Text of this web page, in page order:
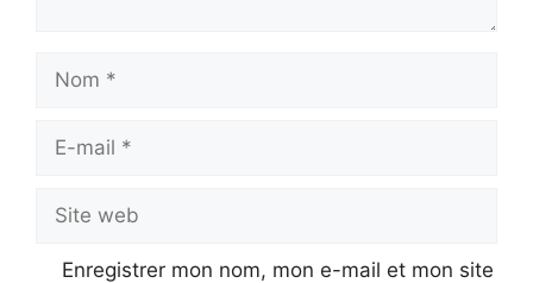
mail
web
Enregistrer mon nom, mon e-mail et mon site